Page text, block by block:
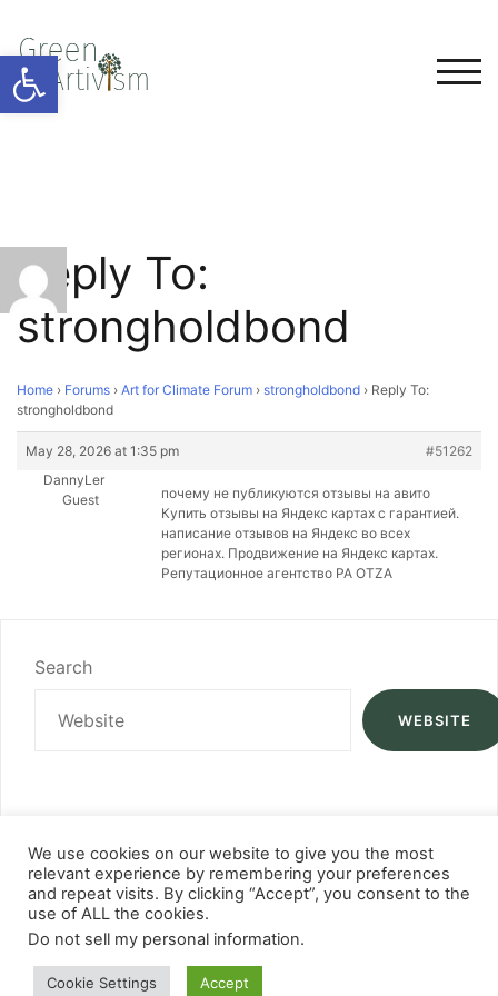
Open toolbar
Reply To:
strongholdbond
Home › Forums › Art for Climate Forum › strongholdbond › Reply To:
strongholdbond
May 28, 2026 at 1:35 pm
#51262
DannyLer
Guest
почему не публикуются отзывы на авито
Купить отзывы на Яндекс картах с гарантией.
написание отзывов на Яндекс во всех
регионах. Продвижение на Яндекс картах.
Репутационное агентство РА OTZA
Search
WEBSITE
We use cookies on our website to give you the most
relevant experience by remembering your preferences
and repeat visits. By clicking “Accept”, you consent to the
use of ALL the cookies.
Do not sell my personal information.
Cookie Settings Accept